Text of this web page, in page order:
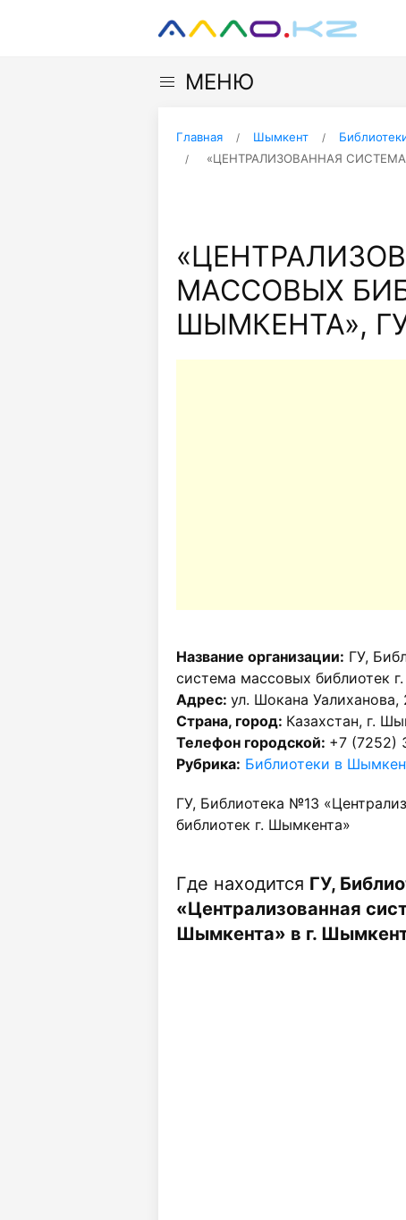
МЕНЮ
Главная Шымкент
«ЦЕНТРАЛИЗОВАННАЯ
МАССОВЫХ
ШЫМКЕНТА»,
Название организации: ГУ,
система массовых библиотек
Адрес: ул. Шокана Уалиханова,
Страна, город: Казахстан, г.
Телефон городской: +7 (7252)
Рубрика: Библиотеки в
ГУ, Библиотека №13
библиотек г. Шымкента»
Где находится ГУ,
«Централизованная
Шымкента» в г.